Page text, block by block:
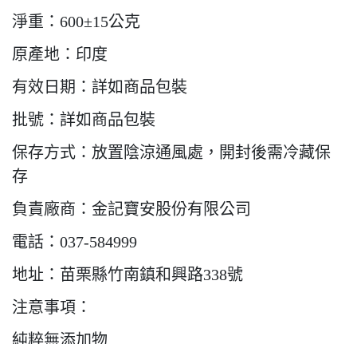
淨重：600±15公克
原產地：印度
有效日期：詳如商品包裝
批號：詳如商品包裝
保存方式：放置陰涼通風處，開封後需冷藏保
存
負責廠商：金記寶安股份有限公司
電話：037-584999
地址：苗栗縣竹南鎮和興路338號
注意事項：
純粹無添加物